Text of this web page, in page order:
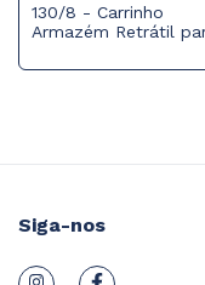
130/8 - Carrinho
Armazém Retrátil
Maciça
Siga-nos